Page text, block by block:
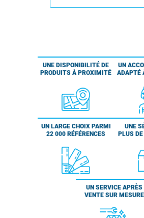
UNE DISPONIBILITÉ DE
PRODUITS À PROXIMITÉ
UN
ADAPTÉ
UN LARGE CHOIX PARMI
22 000 RÉFÉRENCES
UNE
PLUS
UN SERVICE APRÈS
VENTE SUR MESURE